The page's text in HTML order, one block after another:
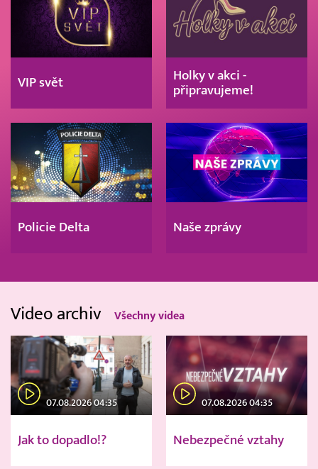
VIP svět
Holky v akci -
připravujeme!
Policie Delta Naše zprávy
Video archiv Všechny videa
07.08.2026 04:35
Jak to dopadlo!?
07.08.2026 04:35
Nebezpečné vztahy